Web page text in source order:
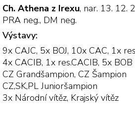
Ch. Athena z Irexu, nar. 13. 12.
PRA neg., DM neg.
Výstavy:
9x CAJC, 5x BOJ, 10x CAC, 1x
4x CACIB, 1x res.CACIB, 5x BOB
CZ Grandšampion, CZ Šampion
CZ,SK,PL Junioršampion
3x Národní vítěz, Krajský vítěz